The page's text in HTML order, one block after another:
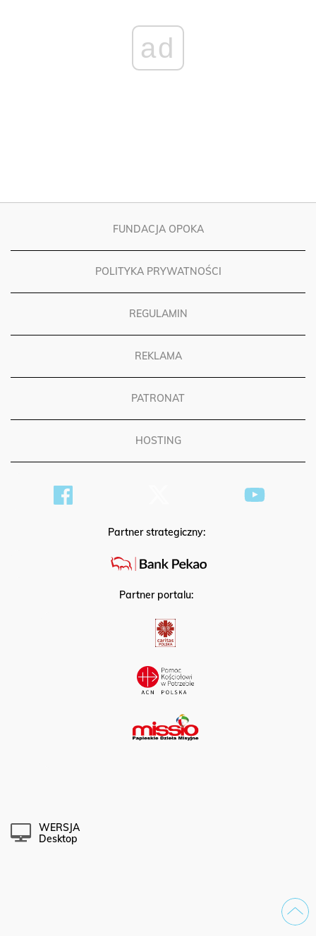
ad
FUNDACJA OPOKA
POLITYKA PRYWATNOŚCI
REGULAMIN
REKLAMA
PATRONAT
HOSTING
Partner strategiczny:
Partner portalu:
WERSJA
Desktop